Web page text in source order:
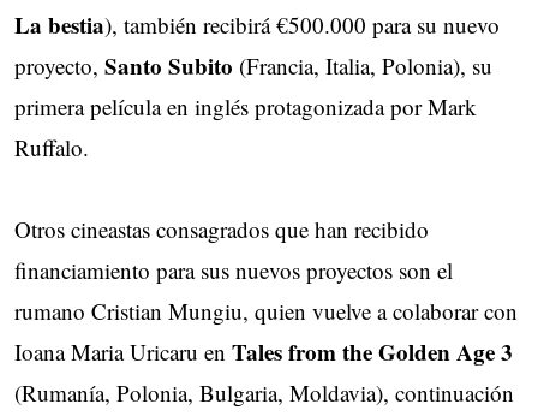
La bestia), también recibirá €500.000 para su nuevo
proyecto, Santo Subito (Francia, Italia, Polonia), su
primera película en inglés protagonizada por Mark
Ruffalo.
Otros cineastas consagrados que han recibido
financiamiento para sus nuevos proyectos son el
rumano Cristian Mungiu, quien vuelve a colaborar con
Ioana Maria Uricaru en Tales from the Golden Age 3
(Rumanía, Polonia, Bulgaria, Moldavia), continuación